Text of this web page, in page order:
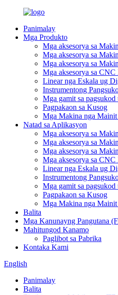
Panimalay
Mga Produkto
Mga aksesorya sa
Mga aksesorya sa
Mga aksesorya sa
Mga aksesorya sa CNC
Linear nga Eskala ug
Instrumentong
Mga gamit sa pagsukod
Pagpakaon sa Kusog
Mga Makina nga
Natad sa Aplikasyon
Mga aksesorya sa
Mga aksesorya sa
Mga aksesorya sa
Mga aksesorya sa CNC
Linear nga Eskala ug
Instrumentong
Mga gamit sa pagsukod
Pagpakaon sa Kusog
Mga Makina nga
Balita
Mga Kanunayng Pangutana
Mahitungod Kanamo
Paglibot sa Pabrika
Kontaka Kami
English
Panimalay
Balita